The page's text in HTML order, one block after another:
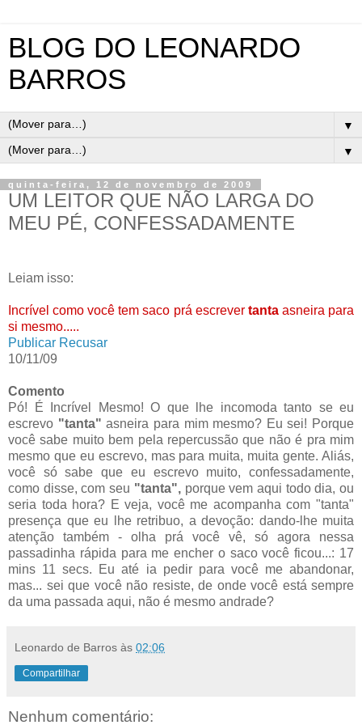
BLOG DO LEONARDO
BARROS
▼
▼
quinta-feira, 12 de novembro de 2009
UM LEITOR QUE NÃO LARGA DO
MEU PÉ, CONFESSADAMENTE
Leiam isso:
Incrível como você tem saco prá escrever tantaasneira para
si mesmo.....
Publicar Recusar
10/11/09
Comento
Pó! É Incrível Mesmo! O que lhe incomoda tanto se eu
escrevo "tanta" asneira para mim mesmo? Eu sei! Porque
você sabe muito bem pela repercussão que não é pra mim
mesmo que eu escrevo, mas para muita, muita gente. Aliás,
você só sabe que eu escrevo muito, confessadamente,
como disse, com seu "tanta",porque vem aqui todo dia, ou
seria toda hora? E veja, você me acompanha com "tanta"
presença que eu lhe retribuo, a devoção: dando-lhe muita
atenção também - olha prá você vê, só agora nessa
passadinha rápida para me encher o saco você ficou...: 17
mins 11 secs. Eu até ia pedir para você me abandonar,
mas... sei que você não resiste, de onde você está sempre
da uma passada aqui, não é mesmo andrade?
Leonardo de Barros às 02:06
Compartilhar
Nenhum comentário: